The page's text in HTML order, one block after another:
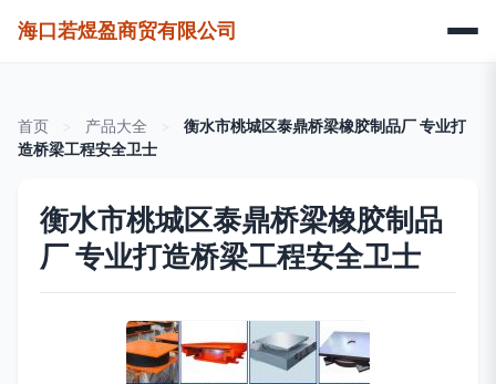
海口若煜盈商贸有限公司
首页 产品大全
衡水市桃城区泰鼎桥梁橡胶制品厂 专业打
造桥梁工程安全卫士
衡水市桃城区泰鼎桥梁橡胶制品
厂 专业打造桥梁工程安全卫士